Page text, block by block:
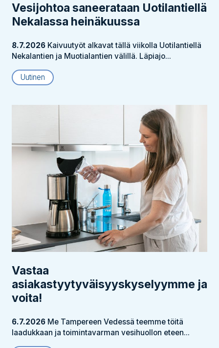
Vesijohtoa saneerataan Uotilantiellä
Nekalassa heinäkuussa
8.7.2026 Kaivuutyöt alkavat tällä viikolla Uotilantiellä
Nekalantien ja Muotialantien välillä. Läpiajo...
Uutinen
Vastaa
asiakastyytyväisyyskyselyymme ja
voita!
6.7.2026 Me Tampereen Vedessä teemme töitä
laadukkaan ja toimintavarman vesihuollon eteen...